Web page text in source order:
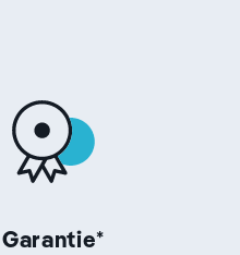
Garantie*